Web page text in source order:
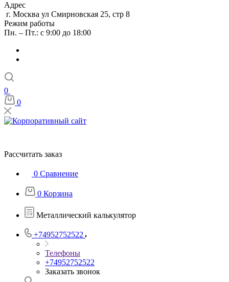
Адрес
г. Москва ул Смирновская 25, стр 8
Режим работы
Пн. – Пт.: с 9:00 до 18:00
0
0
Рассчитать заказ
0 Сравнение
0 Корзина
Металлический калькулятор
+74952752522
Телефоны
+74952752522
Заказать звонок